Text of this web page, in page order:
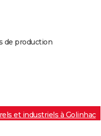
de production
et industriels à Golinhac